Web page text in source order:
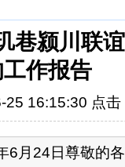
巷颍川联
工作报告
25 16:15:30 点击
6月24日尊敬的